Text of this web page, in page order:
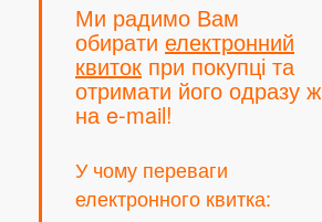
Ми радимо Вам
обирати електронний
квиток при покупці та
отримати його одразу ж
на e-mail!
У чому переваги
електронного квитка: